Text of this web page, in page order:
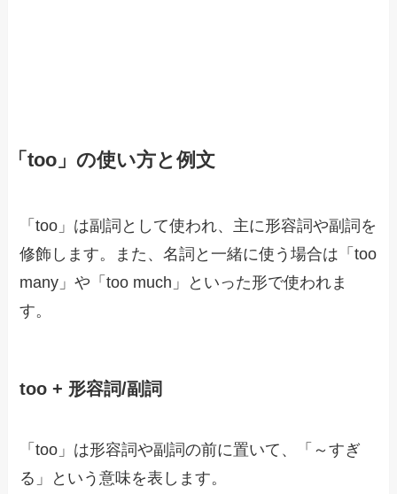
「too」の使い方と例文
「too」は副詞として使われ、主に形容詞や副詞を
修飾します。また、名詞と一緒に使う場合は「too
many」や「too much」といった形で使われま
す。
too + 形容詞/副詞
「too」は形容詞や副詞の前に置いて、「～すぎ
る」という意味を表します。